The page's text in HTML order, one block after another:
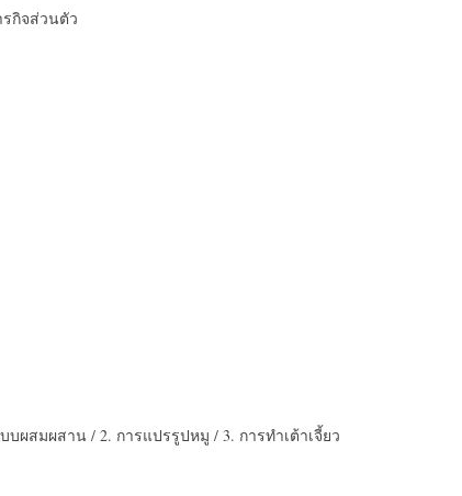
รกิจส่วนตัว
ผสมผสาน / 2. การแปรรูปหมู / 3. การทำเต้าเจี้ยว